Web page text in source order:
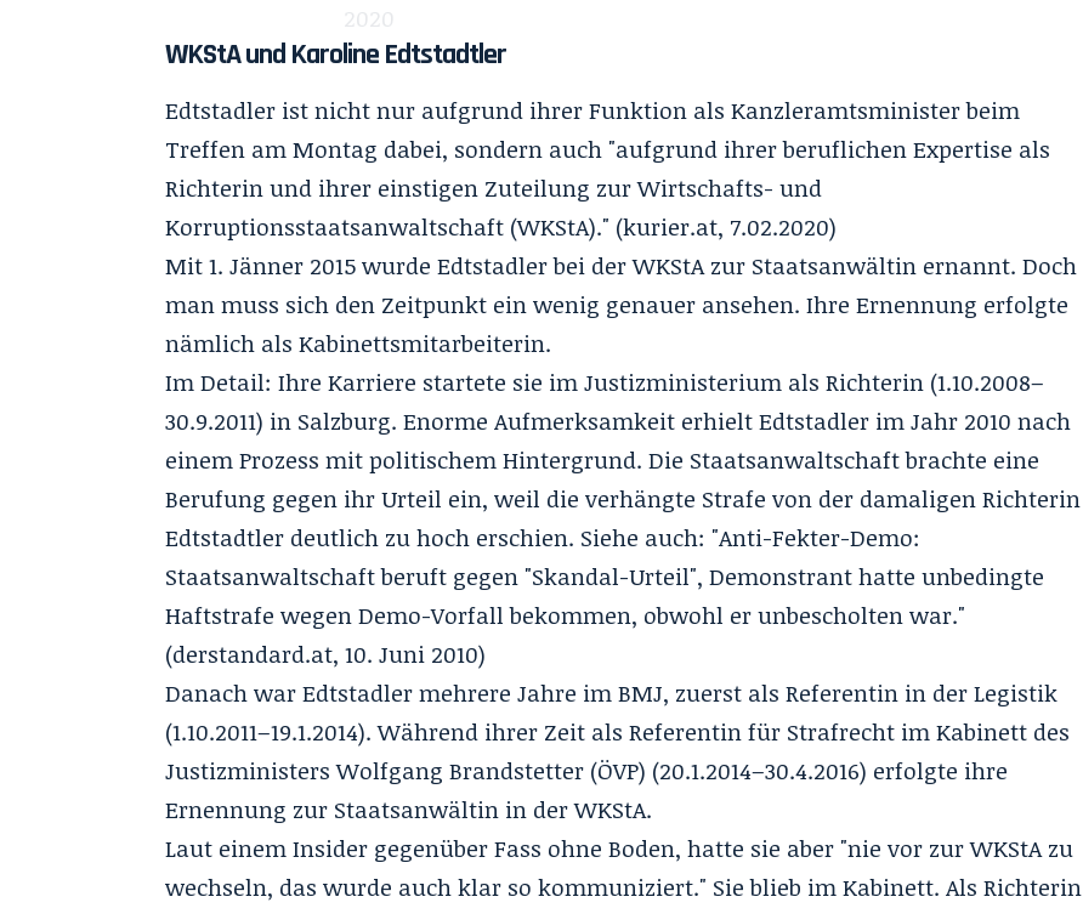
2020
WKStA und Karoline Edtstadtler
Edtstadler ist nicht nur aufgrund ihrer Funktion als Kanzleramtsminister beim
Treffen am Montag dabei, sondern auch "aufgrund ihrer beruflichen Expertise als
Richterin und ihrer einstigen Zuteilung zur Wirtschafts- und
Korruptionsstaatsanwaltschaft (WKStA)." (kurier.at, 7.02.2020)
Mit 1. Jänner 2015wurde Edtstadler bei der WKStA zur Staatsanwältin ernannt. Doch
man muss sich den Zeitpunkt ein wenig genauer ansehen. Ihre Ernennung erfolgte
nämlich als Kabinettsmitarbeiterin.
Im Detail: Ihre Karriere startete sie im Justizministerium als Richterin (1.10.2008–
30.9.2011) in Salzburg. Enorme Aufmerksamkeit erhielt Edtstadler im Jahr 2010 nach
einem Prozess mit politischem Hintergrund. Die Staatsanwaltschaft brachte eine
Berufung gegen ihr Urteil ein, weil die verhängte Strafe von der damaligen Richterin
Edtstadtler deutlich zu hoch erschien. Siehe auch: "Anti-Fekter-Demo:
Staatsanwaltschaft beruft gegen "Skandal-Urteil", Demonstrant hatte unbedingte
Haftstrafe wegen Demo-Vorfall bekommen, obwohl er unbescholten war."
(derstandard.at, 10. Juni 2010)
Danach war Edtstadler mehrere Jahre im BMJ, zuerst als Referentin in der Legistik
(1.10.2011–19.1.2014). Während ihrer Zeit als Referentin für Strafrecht im Kabinett des
Justizministers Wolfgang Brandstetter (ÖVP) (20.1.2014–30.4.2016) erfolgte ihre
Ernennung zur Staatsanwältin in der WKStA.
Laut einem Insider gegenüber Fass ohne Boden, hatte sie aber "nie vor zur WKStA zu
wechseln, das wurde auch klar so kommuniziert." Sie blieb im Kabinett. Als Richterin